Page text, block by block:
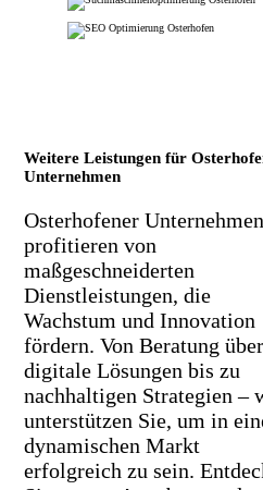
Weitere Leistungen für
Unternehmen
Osterhofener Unternehmen
profitieren von
maßgeschneiderten
Dienstleistungen, die
Wachstum und Innovation
fördern. Von Beratung über
digitale Lösungen bis zu
nachhaltigen Strategien –
unterstützen Sie, um in
dynamischen Markt
erfolgreich zu sein.